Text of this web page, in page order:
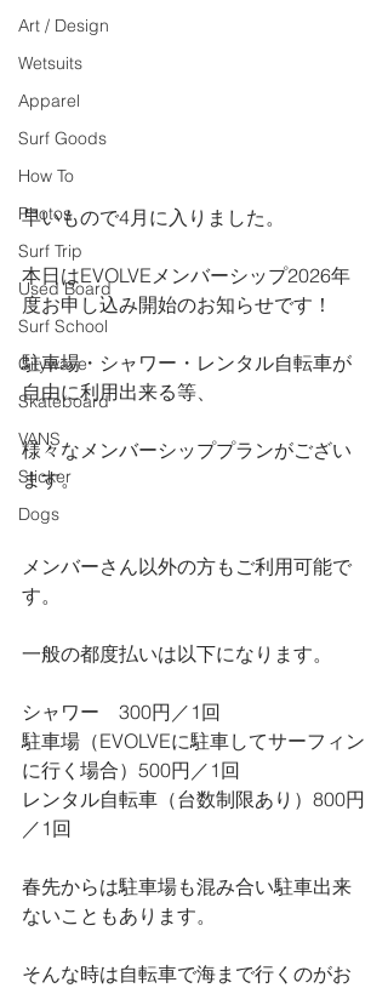
Art / Design
Wetsuits
Apparel
Surf Goods
How To
Photos
Surf Trip
Used Board
Surf School
Citywave
Skateboard
VANS
Sticker
Dogs
早いもので4月に入りました。
本日はEVOLVEメンバーシップ2026年
度お申し込み開始のお知らせです！
駐車場・シャワー・レンタル自転車が
自由に利用出来る等、
様々なメンバーシッププランがござい
ます。
メンバーさん以外の方もご利用可能で
す。
一般の都度払いは以下になります。
シャワー　300円／1回
駐車場（EVOLVEに駐車してサーフィン
に行く場合）500円／1回
レンタル自転車（台数制限あり）800円
／1回
春先からは駐車場も混み合い駐車出来
ないこともあります。
そんな時は自転車で海まで行くのがお